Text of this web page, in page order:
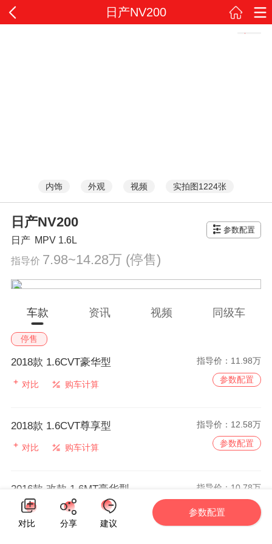
日产NV200
内饰 外观 视频 实拍图1224张
日产NV200
日产 MPV 1.6L
参数配置
指导价 7.98~14.28万 (停售)
车款 资讯 视频 同级车
停售
2018款 1.6CVT豪华型 指导价： 11.98万
对比 购车计算 参数配置
2018款 1.6CVT尊享型 指导价： 12.58万
对比 购车计算 参数配置
2016款 改款 1.6MT豪华型 指导价： 10.78万
对比 购车计算
参数配置
对比
分享 建议
参数配置